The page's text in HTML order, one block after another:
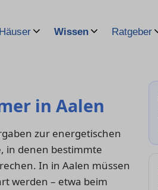
Häuser Wissen Ratgeber
in Aalen
zur energetischen
in denen bestimmte
In in Aalen müssen
werden – etwa beim